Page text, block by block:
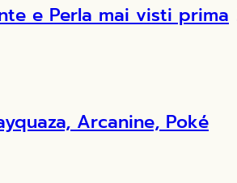
e Perla mai visti prima
Arcanine, Poké